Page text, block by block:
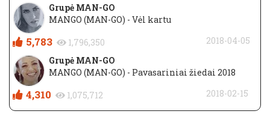
Grupė MAN-GO
MANGO (MAN-GO) - Vėl kartu
5,783 1,796,350
2018-04-05
Grupė MAN-GO
MANGO (MAN-GO) - Pavasariniai žiedai 2018
4,310 1,075,712 2018-02-15